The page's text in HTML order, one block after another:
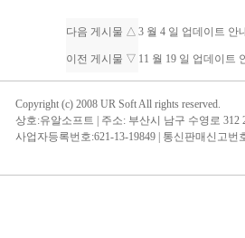
다음 게시물 △ 3 월 4 일 업데이트 안
이전 게시물 ▽ 11 월 19 일 업데이트
Copyright (c) 2008 UR Soft All rights reserved.
상호:유알소프트 | 주소: 부산시 남구 수영로 312
사업자등록번호:621-13-19849 | 통신판매신고번